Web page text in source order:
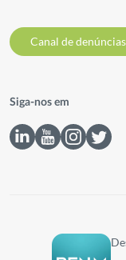
Canal de
Siga-nos em